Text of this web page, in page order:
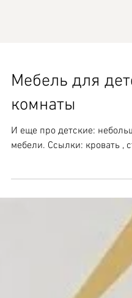
Мебель для
комнаты